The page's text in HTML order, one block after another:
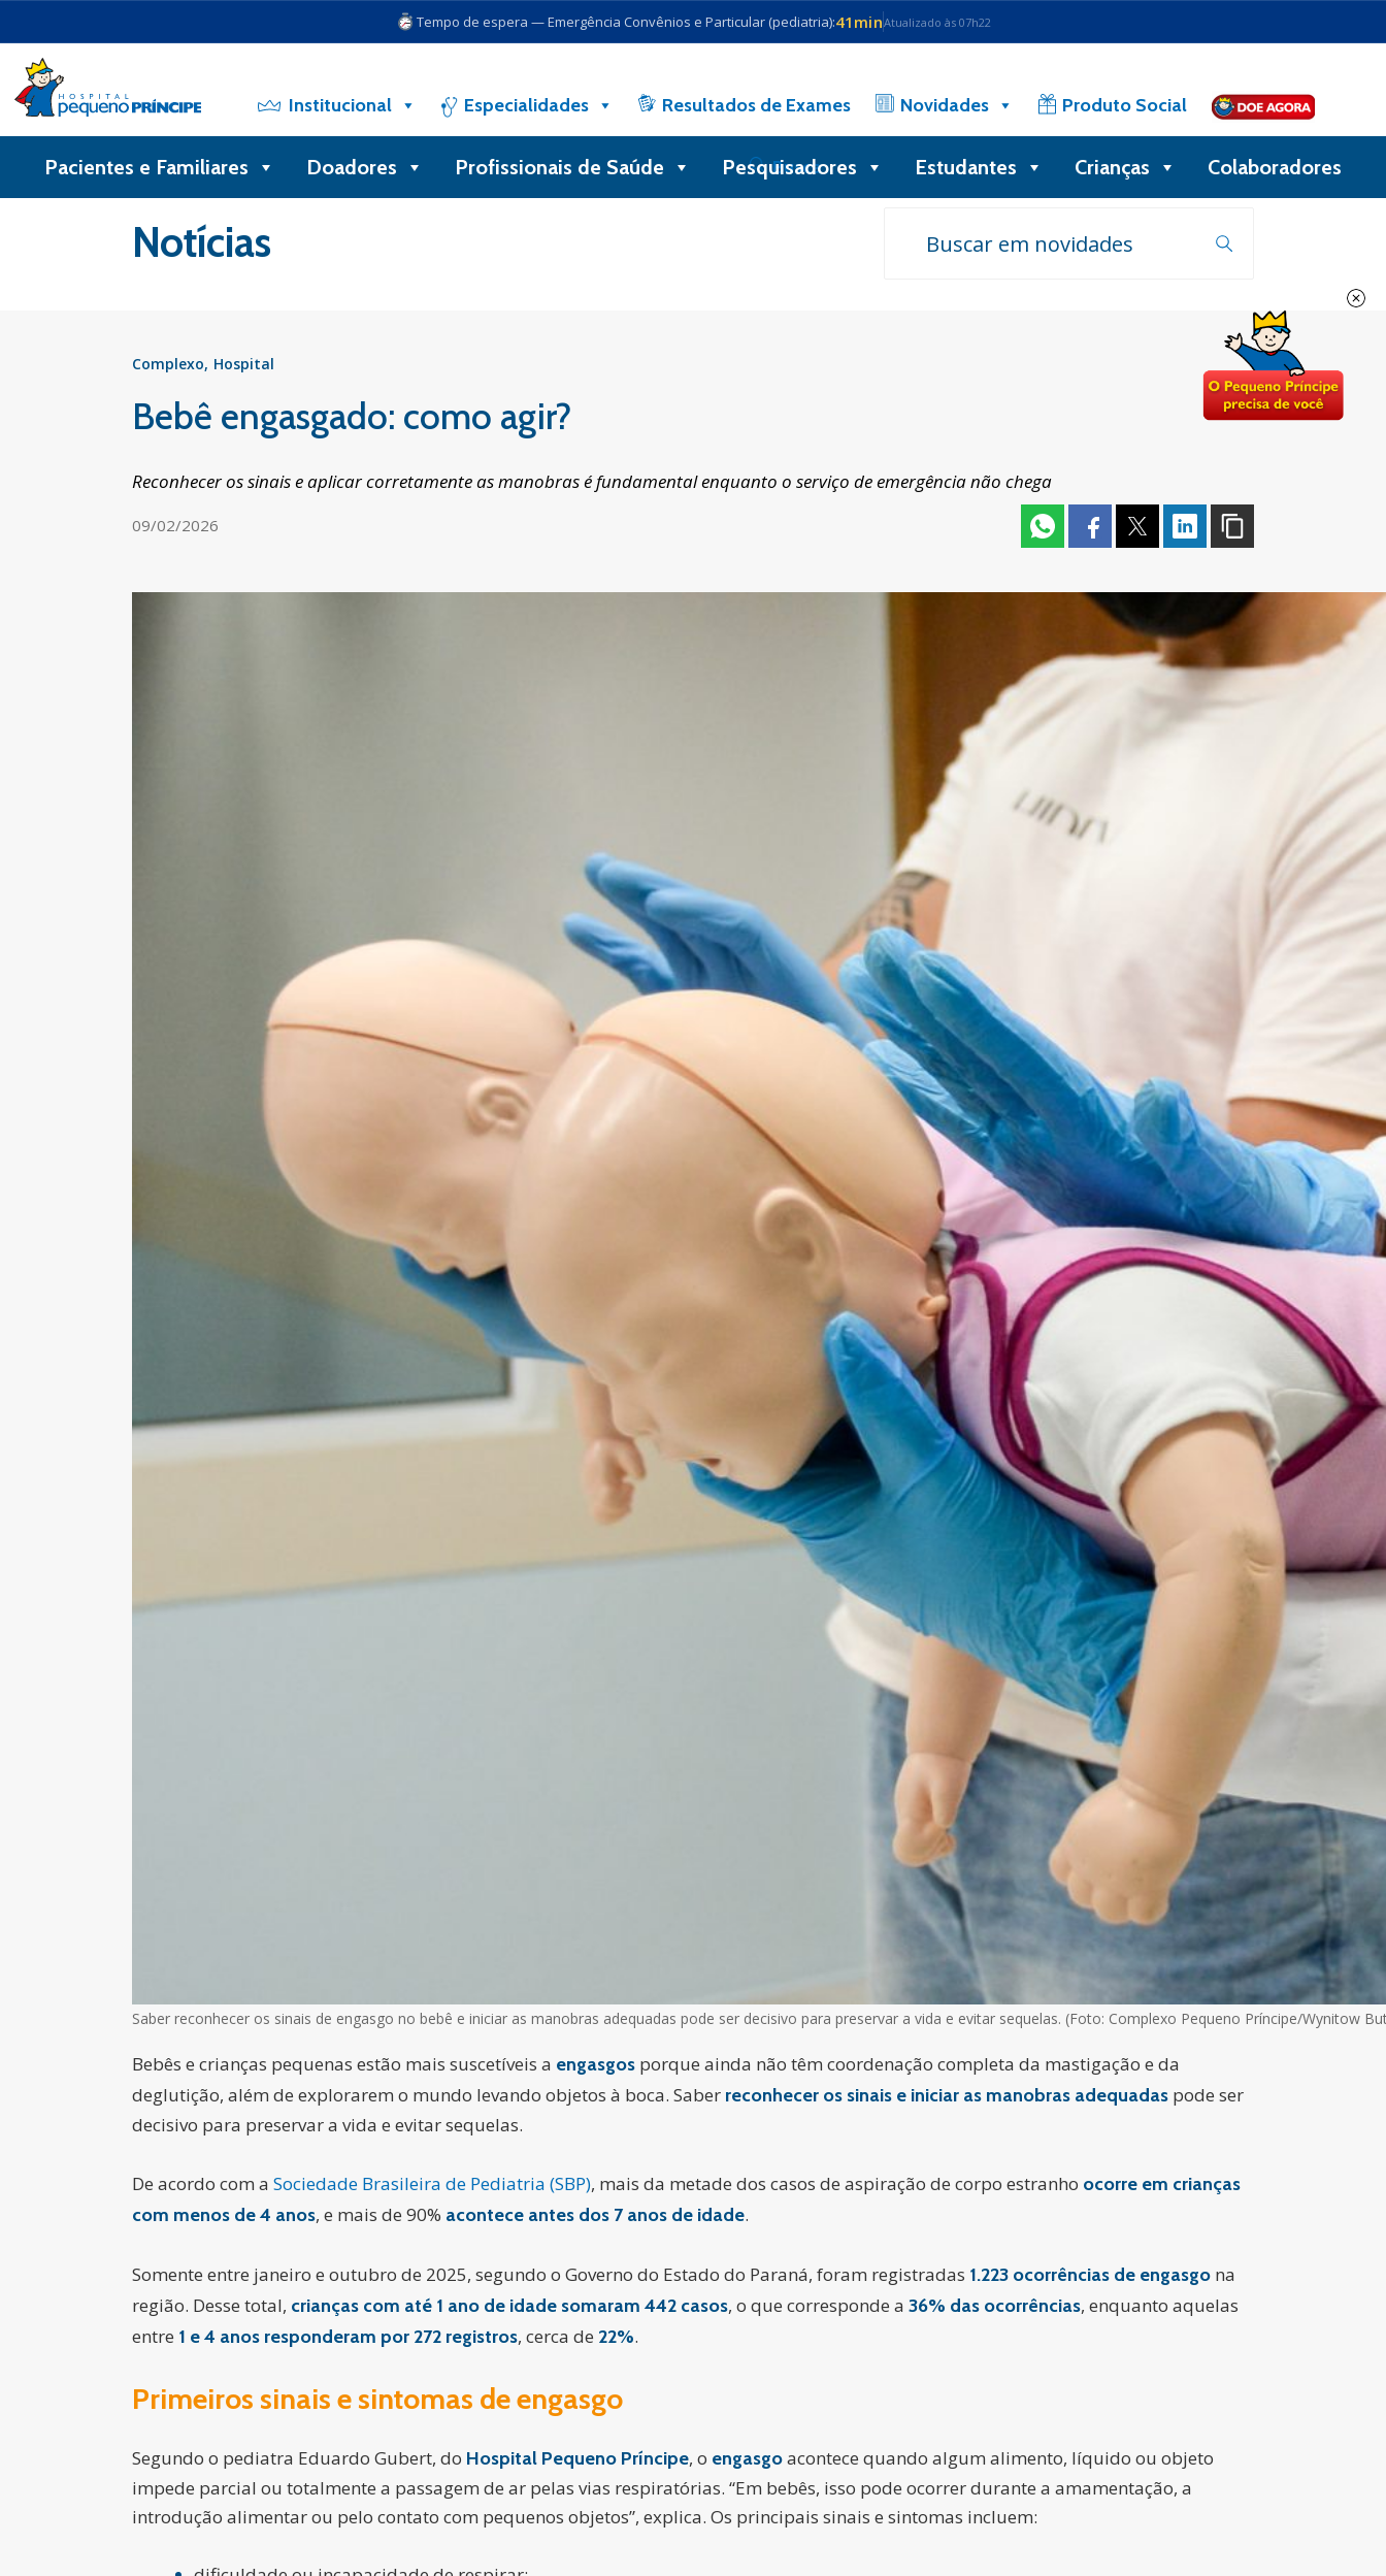
Tempo de espera — Emergência Convênios e Particular (pediatria):41minAtualizado às 07h22
Institucional Especialidades Resultados de Exames Novidades Produto Social
Busca
Pacientes e Familiares Doadores Profissionais de Saúde Pesquisadores Estudantes Crianças Colaboradores
Notícias
Complexo Hospital
Bebê engasgado: como agir?
Reconhecer os sinais e aplicar corretamente as manobras é fundamental enquanto o serviço de emergência não chega
09/02/2026
Saber reconhecer os sinais de engasgo no bebê e iniciar as manobras adequadas pode ser decisivo para preservar a vida e evitar sequelas. (Foto: Complexo Pequeno Príncipe/Wynitow
Bebês e crianças pequenas estão mais suscetíveis a engasgos porque ainda não têm coordenação completa da mastigação e da
deglutição, além de explorarem o mundo levando objetos à boca. Saber reconhecer os sinais e iniciar as manobras adequadas pode ser
decisivo para preservar a vida e evitar sequelas.
De acordo com a Sociedade Brasileira de Pediatria (SBP), mais da metade dos casos de aspiração de corpo estranho ocorre em crianças
com menos de 4 anos, e mais de 90% acontece antes dos 7 anos de idade.
Somente entre janeiro e outubro de 2025, segundo o Governo do Estado do Paraná, foram registradas 1.223 ocorrências de engasgo na
região. Desse total, crianças com até 1 ano de idade somaram 442 casos, o que corresponde a 36% das ocorrências, enquanto aquelas
entre 1 e 4 anos responderam por 272 registros, cerca de 22%.
Primeiros sinais e sintomas de engasgo
Segundo o pediatra Eduardo Gubert, do Hospital Pequeno Príncipe, o engasgoacontece quando algum alimento, líquido ou objeto
impede parcial ou totalmente a passagem de ar pelas vias respiratórias. “Em bebês, isso pode ocorrer durante a amamentação, a
introdução alimentar ou pelo contato com pequenos objetos”, explica. Os principais sinais e sintomas incluem: